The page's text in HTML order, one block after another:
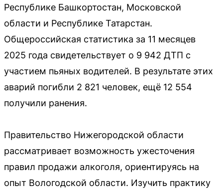
Республике Башкортостан, Московской
области и Республике Татарстан.
Общероссийская статистика за 11 месяцев
2025 года свидетельствует о 9 942 ДТП с
участием пьяных водителей. В результате этих
аварий погибли 2 821 человек, ещё 12 554
получили ранения.
Правительство Нижегородской области
рассматривает возможность ужесточения
правил продажи алкоголя, ориентируясь на
опыт Вологодской области. Изучить практику